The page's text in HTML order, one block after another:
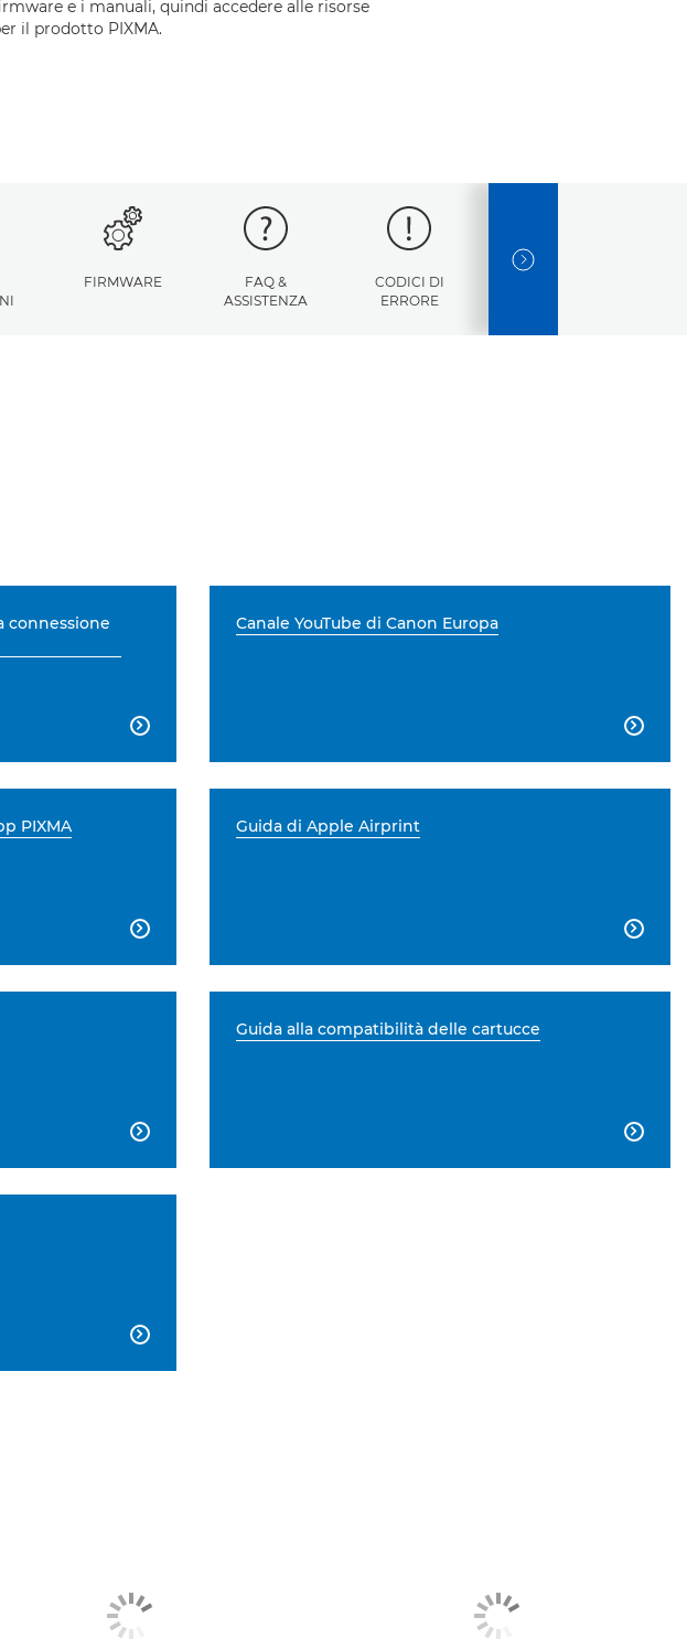
e i manuali, quindi accedere alle risorse
il prodotto PIXMA.
FIRMWARE
FAQ &
ASSISTENZA
CODICI DI
ERRORE
NEXT SLIDE
connessione

Canale YouTube di Canon Europa

PIXMA

Guida di Apple Airprint


Guida alla compatibilità delle cartucce

